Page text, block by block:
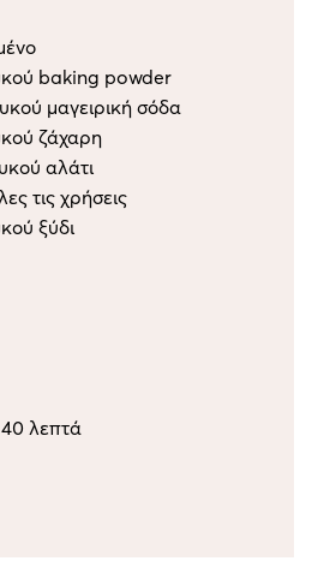
baking powder
μαγειρική σόδα
ζάχαρη
αλάτι
τις χρήσεις
ξύδι
λεπτά